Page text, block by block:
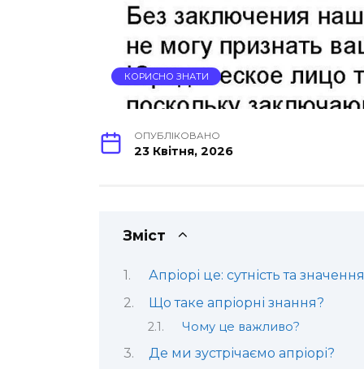
КОРИСНО ЗНАТИ
ОПУБЛІКОВАНО
23 Квітня, 2026
Зміст
Апріорі це: сутність та значення
Що таке апріорні знання?
Чому це важливо?
Де ми зустрічаємо апріорі?